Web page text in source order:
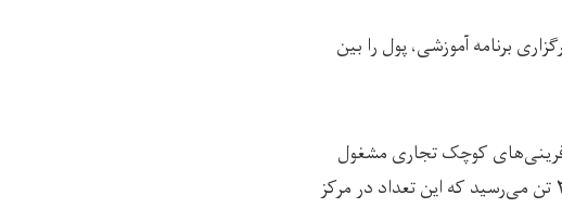
اسلامی روز سه‌شنبه 12 سرطان بدون برگزاری برنامه آموزشی، پول را بین
کوچک تجاری مشغول
بودند. بنا بر یک آمار غیر رسمی تعداد زنان تجارت‌‌پیشه در این ولایت به بیش‌تر از ۲۰۰ تن می‌رسید که این تعداد در مرکز